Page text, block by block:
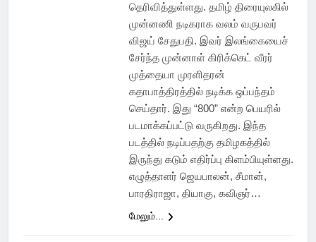
தெரிவித்துள்ளது. தமிழ் திரையுலகில்
முன்னணி நடிகராக வலம் வருபவர்
விஜய் சேதுபதி. இவர் இலங்கையைச்
சேர்ந்த முன்னாள் கிரிக்கெட் வீரர்
முத்தையா முரளிதரன்
கதாபாத்திரத்தில் நடிக்க ஒப்பந்தம்
செய்தார். இது “800” என்ற பெயரில்
படமாக்கப்பட்டு வருகிறது. இந்த
படத்தில் நடிப்பதற்கு தமிழகத்தில்
இருந்து கடும் எதிர்ப்பு கிளம்பியுள்ளது.
எழுத்தாளர் ஜெயபாலன், சீமான்,
பாரதிராஜா, தியாகு, கவிஞர்…
மேலும்...